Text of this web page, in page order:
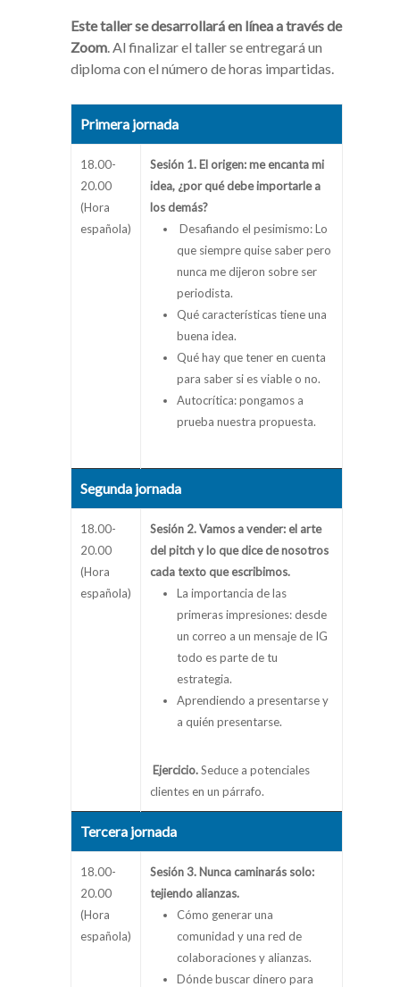
Este taller se desarrollará en línea a través de
Zoom. Al finalizar el taller se entregará un
diploma con el número de horas impartidas.
Primera jornada
18.00-
20.00
(Hora
española)
Sesión 1. El origen: me encanta mi
idea, ¿por qué debe importarle a
los demás?
Desafiando el pesimismo: Lo
que siempre quise saber pero
nunca me dijeron sobre ser
periodista.
Qué características tiene una
buena idea.
Qué hay que tener en cuenta
para saber si es viable o no.
Autocrítica: pongamos a
prueba nuestra propuesta.
Segunda jornada
18.00-
20.00
(Hora
española)
Sesión 2. Vamos a vender: el arte
del pitch y lo que dice de nosotros
cada texto que escribimos.
La importancia de las
primeras impresiones: desde
un correo a un mensaje de IG
todo es parte de tu
estrategia.
Aprendiendo a presentarse y
a quién presentarse.
Ejercicio.Seduce a potenciales
clientes en un párrafo.
Tercera jornada
18.00-
20.00
(Hora
española)
Sesión 3. Nunca caminarás solo:
tejiendo alianzas.
Cómo generar una
comunidad y una red de
colaboraciones y alianzas.
Dónde buscar dinero para